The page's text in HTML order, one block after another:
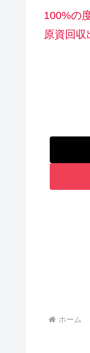
100%の
原資回収
ホーム